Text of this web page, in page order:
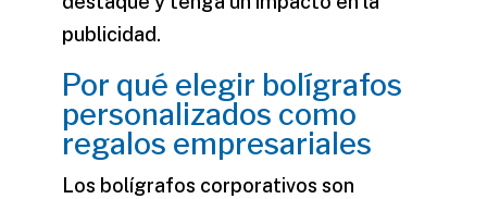
publicidad.
Por qué elegir bolígrafos
personalizados como
regalos empresariales
Los bolígrafos corporativos son